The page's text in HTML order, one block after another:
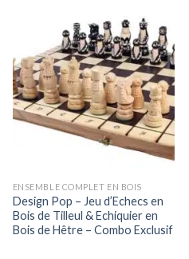
ENSEMBLE COMPLET EN BOIS
Design Pop – Jeu d’Echecs en
Bois de Tilleul & Echiquier en
Bois de Hêtre – Combo Exclusif